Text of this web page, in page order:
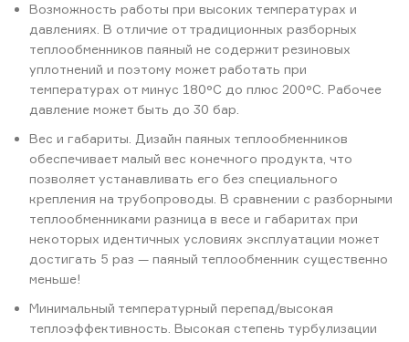
Возможность работы при высоких температурах и
давлениях. В отличие от традиционных разборных
теплообменников паяный не содержит резиновых
уплотнений и поэтому может работать при
температурах от минус 180°C до плюс 200°C. Рабочее
давление может быть до 30 бар.
Вес и габариты. Дизайн паяных теплообменников
обеспечивает малый вес конечного продукта, что
позволяет устанавливать его без специального
крепления на трубопроводы. В сравнении с разборными
теплообменниками разница в весе и габаритах при
некоторых идентичных условиях эксплуатации может
достигать 5 раз — паяный теплообменник существенно
меньше!
Минимальный температурный перепад/высокая
теплоэффективность. Высокая степень турбулизации